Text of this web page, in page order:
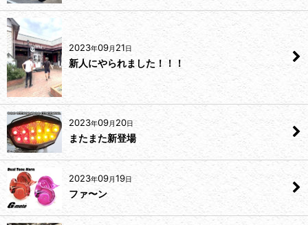
2023年09月 21日
新人にやられました！！！
2023年09月20日
またまた新登場
2023年09月19日
ファ〜ン